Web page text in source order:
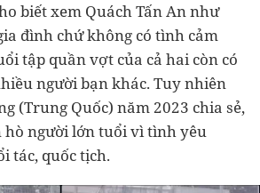
biết xem Quách Tấn An như
đình chứ không có tình cảm
tập quần vợt của cả hai còn có
người bạn khác. Tuy nhiên
(Trung Quốc) năm 2023 chia sẻ,
hò người lớn tuổi vì tình yêu
tác, quốc tịch.